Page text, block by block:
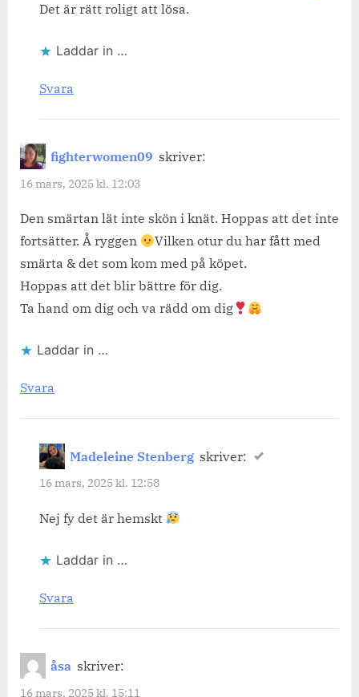
Det är rätt roligt att lösa.
Laddar in …
Svara
fighterwomen09 skriver:
16 mars, 2025 kl. 12:03
Den smärtan lät inte skön i knät. Hoppas att det inte
fortsätter. Å ryggen
Vilken otur du har fått med
smärta & det som kom med på köpet.
Hoppas att det blir bättre för dig.
Ta hand om dig och va rädd om dig
Laddar in …
Svara
Madeleine Stenberg skriver:
16 mars, 2025 kl. 12:58
Nej fy det är hemskt
Laddar in …
Svara
åsa skriver:
16 mars, 2025 kl. 15:11